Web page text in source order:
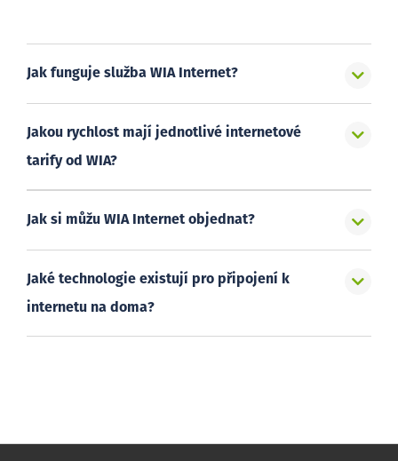
Jak funguje služba WIA Internet?
Jakou rychlost mají jednotlivé internetové
tarify od WIA?
Jak si můžu WIA Internet objednat?
Jaké technologie existují pro připojení k
internetu na doma?